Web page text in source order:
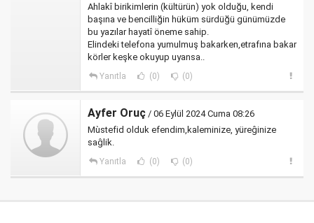
Ahlakî birikimlerin (kültürün) yok olduğu, kendi
başına ve bencilliğin hüküm sürdüğü günümüzde
bu yazılar hayatî öneme sahip.
Elindeki telefona yumulmuş bakarken,etrafına bakar
körler keşke okuyup uyansa..
Yanıtla (0) (0)
Ayfer Oruç / 06 Eylül 2024 Cuma 08:26
Mùstefid olduk efendim,kaleminize, yüreĝinize
saĝlik.
Yanıtla (0) (0)